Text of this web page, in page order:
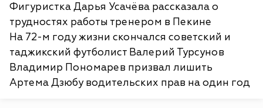
Фигуристка Дарья Усачёва рассказала о
трудностях работы тренером в Пекине
На 72-м году жизни скончался советский и
таджикский футболист Валерий Турсунов
Владимир Пономарев призвал лишить
Артема Дзюбу водительских прав на один год